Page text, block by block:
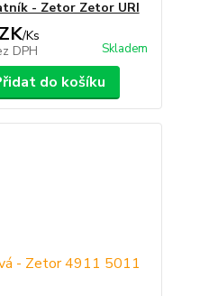
- Zetor Zetor URI
/Ks
DPH Skladem
do košíku